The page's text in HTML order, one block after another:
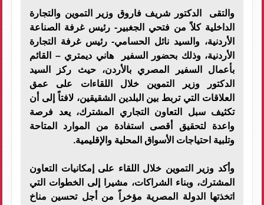
والتقى الدكتور شريف فاروق وزير التموين والتجارة
الداخلية كلاً من فتحي الجغبير- رئيس غرفة الصناعة
الأردنية، والسيد نائل الحسامي- رئيس غرفة التجارة
الأردنية، وذلك بحضور السفير هاني ديمتري – القائم
بأعمال السفير المصري بالأردن، حيث ركز السيد
الدكتور وزير التموين خلال اللقاءات على عمق
العلاقات التي تربط بين البلدين الشقيقين، لافتاً إلى أن
تكثيف سبل التعاون التجاري المشترك، يعد فرصة
واعدة لتحقيق أقصى استفادة من الموارد المتاحة
وتلبية احتياجات الأسواق المحلية والإقليمية.
وأكد وزير التموين خلال اللقاء على إمكانيات التعاون
المشترك، وبناء الشراكات، مشيرا إلى الخطوات التي
اتخذتها الدولة المصرية مؤخراً من أجل تحسين مناخ